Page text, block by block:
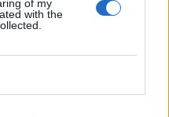
of my
with the
– Miért nem hiszünk a
segítséget kérnek?